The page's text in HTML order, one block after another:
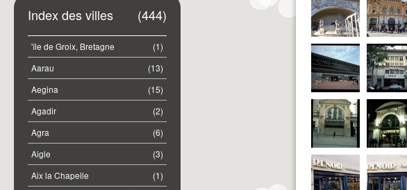
(444)
Index des villes
(1)
'île de Groix, Bretagne
(13)
Aarau
(15)
Aegina
(2)
Agadir
(6)
Agra
(3)
Aigle
(1)
Aix la Chapelle